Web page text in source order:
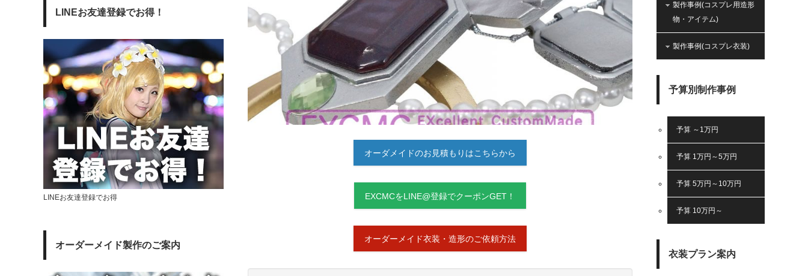
オーダメイドのお見積もりはこちらから
EXCMCをLINE@登録でクーポンGET！
オーダーメイド衣装・造形のご依頼方法
LINEお友達登録でお得！
LINEお友達登録でお得
オーダーメイド製作のご案内
製作事例(コスプレ用造形
物・アイテム)
製作事例(コスプレ衣装)
予算別制作事例
予算 ～1万円
予算 1万円～5万円
予算 5万円～10万円
予算 10万円～
衣装プラン案内